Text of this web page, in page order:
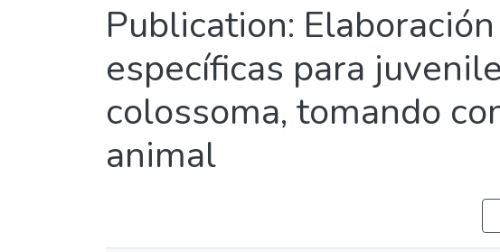
Publication:
específicas para
colossoma, tomando
animal